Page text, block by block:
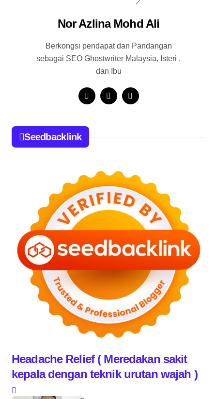
Nor Azlina Mohd Ali
Berkongsi pendapat dan Pandangan
sebagai SEO Ghostwriter Malaysia, Isteri ,
dan Ibu
Seedbacklink
Headache Relief ( Meredakan sakit
kepala dengan teknik urutan wajah )